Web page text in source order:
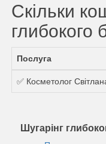
Скільки
глибокого
Послуга
✅ Косметолог
Шугарінг